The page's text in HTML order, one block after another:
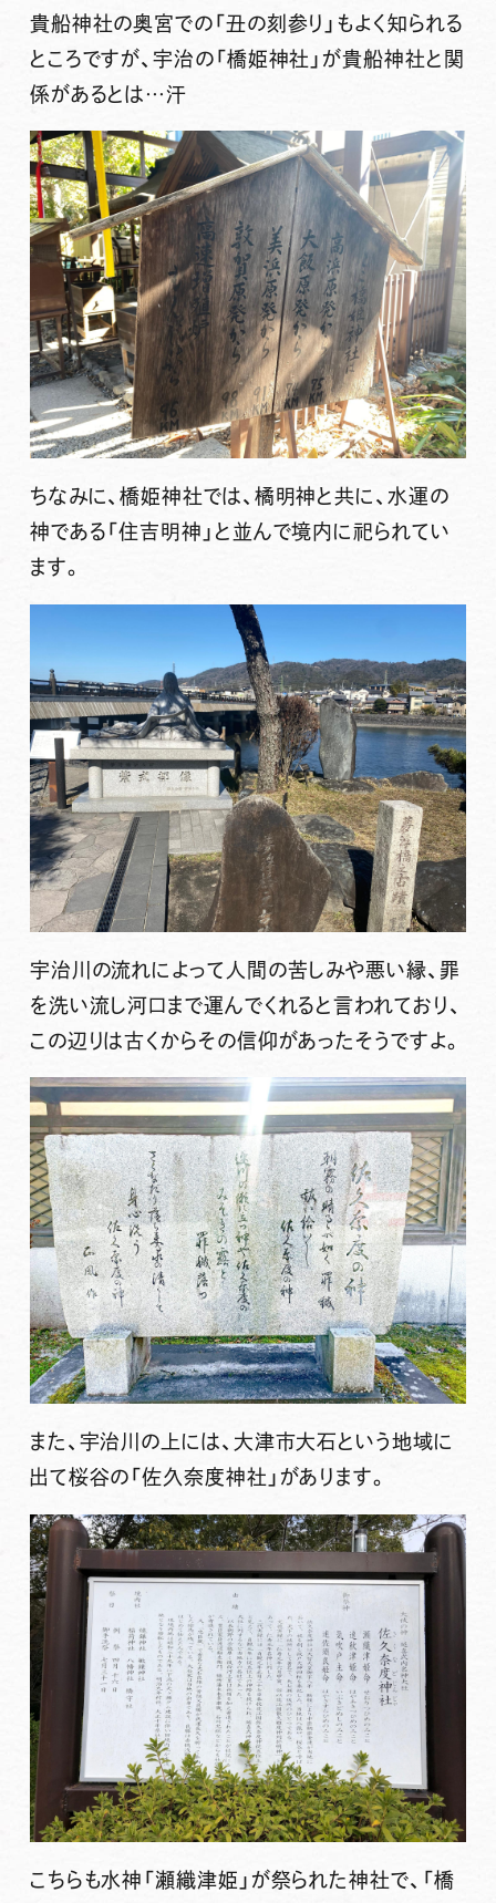
貴船神社の奥宮での「丑の刻参り」もよく知られる
ところですが、宇治の「橋姫神社」が貴船神社と関
係があるとは…汗
ちなみに、橋姫神社では、橘明神と共に、水運の
神である「住吉明神」と並んで境内に祀られてい
ます。
宇治川の流れによって人間の苦しみや悪い縁、罪
を洗い流し河口まで運んでくれると言われており、
この辺りは古くからその信仰があったそうですよ。
また、宇治川の上には、大津市大石という地域に
出て桜谷の「佐久奈度神社」 があります。
こちらも水神「瀬織津姫」が祭られた神社で、「橋